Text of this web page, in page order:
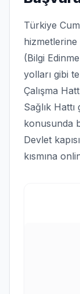
Türkiye
(Bilgi
yolları gibi
Çalışma
Sağlık
konusunda
Devlet
kısmına